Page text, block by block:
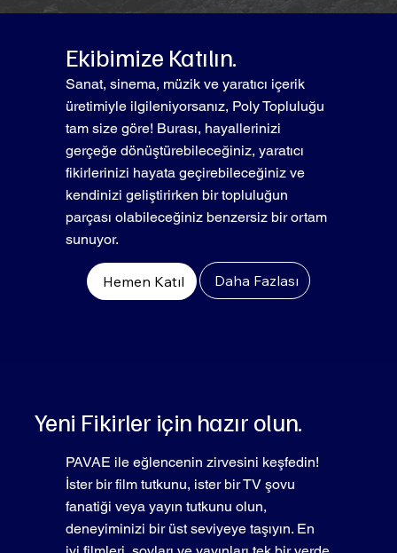
Yeni Fikirler için hazır olun.
PAVAE ile eğlencenin zirvesini keşfedin!
İster bir film tutkunu, ister bir TV şovu
fanatiği veya yayın tutkunu olun,
deneyiminizi bir üst seviyeye taşıyın. En
Ekibimize Katılın.
Sanat, sinema, müzik ve yaratıcı içerik
üretimiyle ilgileniyorsanız, Poly Topluluğu
tam size göre! Burası, hayallerinizi
gerçeğe dönüştürebileceğiniz, yaratıcı
fikirlerinizi hayata geçirebileceğiniz ve
kendinizi geliştirirken bir topluluğun
parçası olabileceğiniz benzersiz bir ortam
sunuyor.
Hemen Katıl Daha Fazlası